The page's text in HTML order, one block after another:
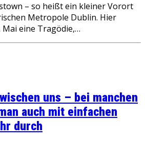
– so heißt ein kleiner Vorort
Metropole Dublin. Hier
Mai eine Tragödie,…
uns – bei manchen
auch mit einfachen
durch